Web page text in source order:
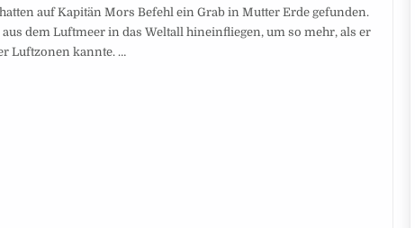
auf Kapitän Mors Befehl ein Grab in Mutter Erde gefunden.
dem Luftmeer in das Weltall hineinfliegen, um so mehr, als er
Luftzonen kannte. …